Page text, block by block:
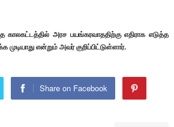
காலகட்டத்தில் அரச பயங்கரவாததிற்கு எதிராக எடுத்த
முடியாது என்றும் அவர் குறிப்பிட்டுள்ளார்.
Share on Facebook